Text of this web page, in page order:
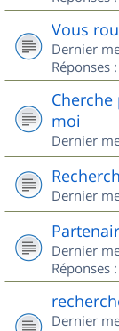
Vous
Dernier
Réponses :
moi
Dernier
Dernier
Dernier
Réponses :
Dernier